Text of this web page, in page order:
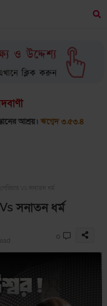
৩.৫৩.৪ পরমাত্মার
সনাতন ধর্ম
0